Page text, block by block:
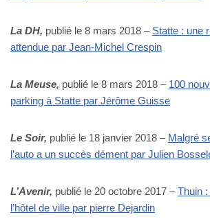
La DH, publié le 8 mars 2018 – Statte : une
attendue par Jean-Michel Crespin
La Meuse, publié le 8 mars 2018 – 100
parking à Statte par Jérôme Guisse
Le Soir, publié le 18 janvier 2018 – Malgré
l’auto a un succès dément par Julien
L’Avenir, publié le 20 octobre 2017 –Thuin
l’hôtel de ville par pierre Dejardin